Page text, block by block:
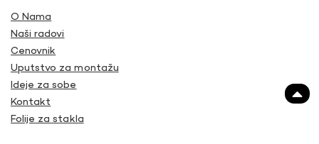
O Nama
Naši radovi
Cenovnik
Uputstvo za montažu
Ideje za sobe
Kontakt
Folije za stakla